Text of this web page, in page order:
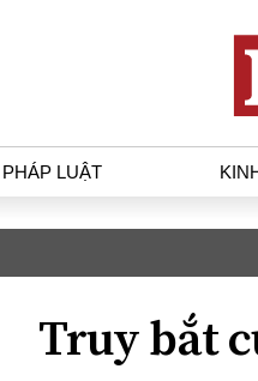
PHÁP LUẬT
Góc nhìn luật gia
Hồ sơ điều tra
Truy bắt